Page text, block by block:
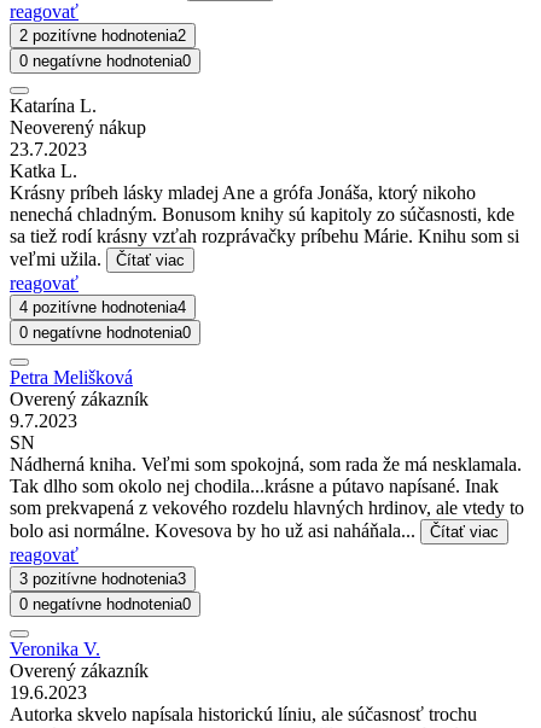
reagovať
2 pozitívne hodnotenia2
0 negatívne hodnotenia0
Katarína L.
Neoverený nákup
23.7.2023
Katka L.
Krásny príbeh lásky mladej Ane a grófa Jonáša, ktorý nikoho
nenechá chladným. Bonusom knihy sú kapitoly zo súčasnosti, kde
sa tiež rodí krásny vzťah rozprávačky príbehu Márie. Knihu som si
veľmi užila.
Čítať viac
reagovať
4 pozitívne hodnotenia4
0 negatívne hodnotenia0
Petra Melišková
Overený zákazník
9.7.2023
SN
Nádherná kniha. Veľmi som spokojná, som rada že má nesklamala.
Tak dlho som okolo nej chodila...krásne a pútavo napísané. Inak
som prekvapená z vekového rozdelu hlavných hrdinov, ale vtedy to
bolo asi normálne. Kovesova by ho už asi naháňala...
Čítať viac
reagovať
3 pozitívne hodnotenia3
0 negatívne hodnotenia0
Veronika V.
Overený zákazník
19.6.2023
Autorka skvelo napísala historickú líniu, ale súčasnosť trochu